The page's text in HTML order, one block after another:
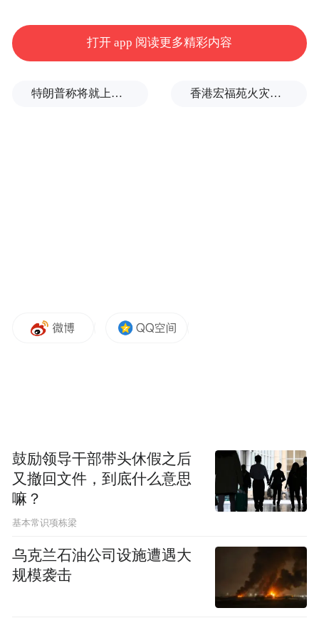
记者 段卓力 摄
打开 app 阅读更多精彩内容
特朗普称将就上诉法院涉白宫宴会厅项目裁决提起上诉 香港宏福苑火灾跨部门调查最终报告：大火或由烟头引起
鼓励领导干部带头休假之后
又撤回文件，到底什么意思
嘛？
基本常识项栋梁
乌克兰石油公司设施遭遇大
规模袭击